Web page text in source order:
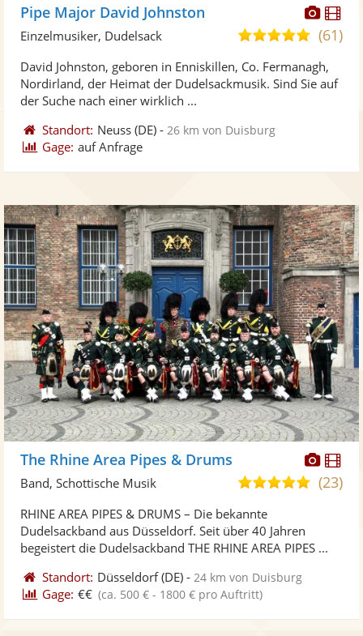
Fotos
Pipe Major David Johnston
5,0
5
(61)
Einzelmusiker, Dudelsack
David Johnston, geboren in Enniskillen, Co. Fermanagh,
Nordirland, der Heimat der Dudelsackmusik. Sind Sie auf
der Suche nach einer wirklich ...
Standort: Neuss (DE) - 26 km von Duisburg
Gage: auf Anfrage
The Rhine Area Pipes & Drums
5,0
Sternen
(23)
Band, Schottische Musik
RHINE AREA PIPES & DRUMS – Die bekannte
Dudelsackband aus Düsseldorf. Seit über 40 Jahren
begeistert die Dudelsackband THE RHINE AREA PIPES ...
Standort: Düsseldorf(DE) - 24 km von Duisburg
Gage: €€ (ca. 500 € - 1800 € pro Auftritt)